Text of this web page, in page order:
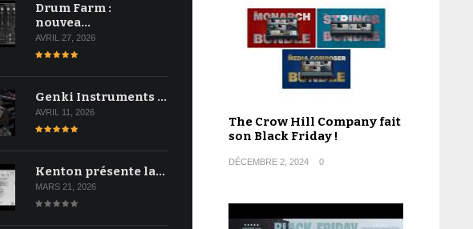
Drum Farm :
nouvea…
AVRIL 27, 2026
Genki Instruments …
AVRIL 11, 2026
Kenton présente la…
MARS 21, 2026
The Crow Hill Company fait
son Black Friday !
DÉCEMBRE 2, 2024 0